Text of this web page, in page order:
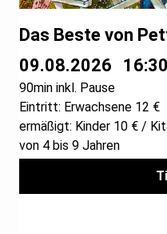
09.08.2026
90min inkl. Pause
Eintritt: Erwachsene 12 €
ermäßigt: Kinder 10 € /
von 4 bis 9 Jahren
Das Beste von